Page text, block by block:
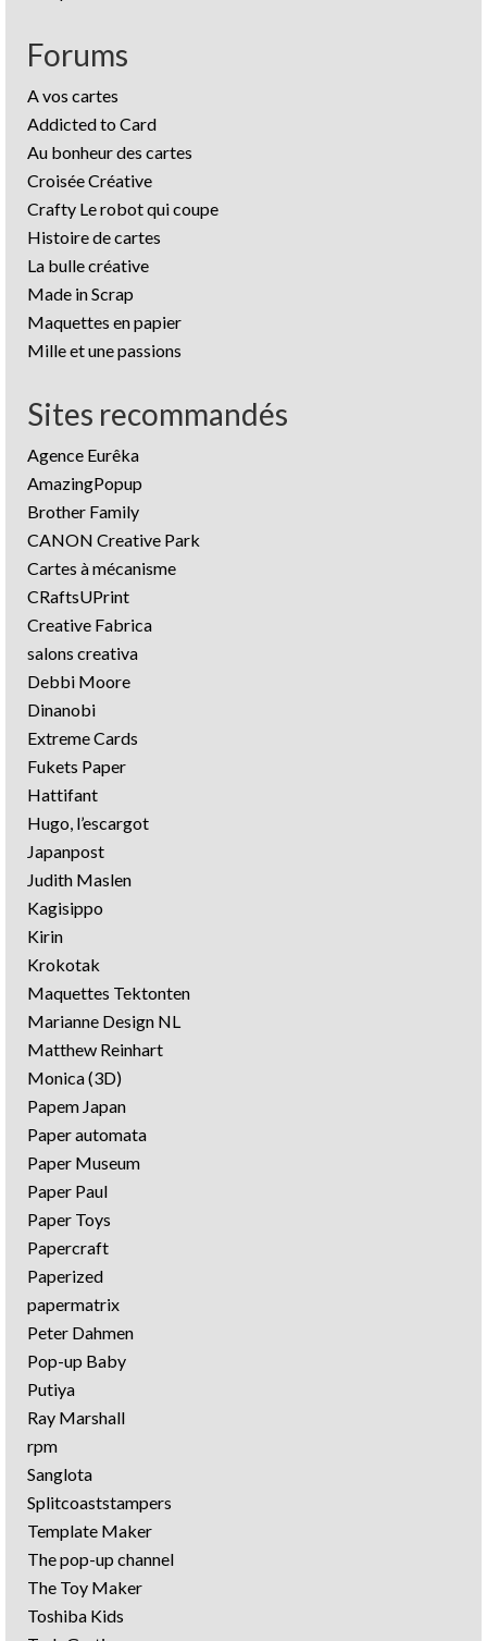
Forums
A vos cartes
Addicted to Card
Au bonheur des cartes
Croisée Créative
Crafty Le robot qui coupe
Histoire de cartes
La bulle créative
Made in Scrap
Maquettes en papier
Mille et une passions
Sites recommandés
Agence Eurêka
AmazingPopup
Brother Family
CANON Creative Park
Cartes à mécanisme
CRaftsUPrint
Creative Fabrica
salons creativa
Debbi Moore
Dinanobi
Extreme Cards
Fukets Paper
Hattifant
Hugo, l’escargot
Japanpost
Judith Maslen
Kagisippo
Kirin
Krokotak
Maquettes Tektonten
Marianne Design NL
Matthew Reinhart
Monica (3D)
Papem Japan
Paper automata
Paper Museum
Paper Paul
Paper Toys
Papercraft
Paperized
papermatrix
Peter Dahmen
Pop-up Baby
Putiya
Ray Marshall
rpm
Sanglota
Splitcoaststampers
Template Maker
The pop-up channel
The Toy Maker
Toshiba Kids